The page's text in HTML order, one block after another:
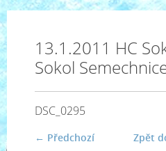
13.1.2011 HC
Sokol
DSC_0295
← Předchozí
Zpět